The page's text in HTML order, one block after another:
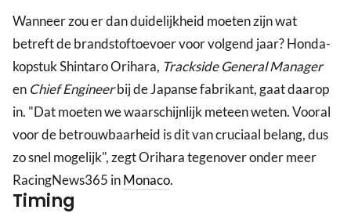
Wanneer zou er dan duidelijkheid moeten zijn wat
betreft de brandstoftoevoer voor volgend jaar? Honda-
kopstuk Shintaro Orihara, Trackside General Manager
en Chief Engineerbij de Japanse fabrikant, gaat daarop
in. "Dat moeten we waarschijnlijk meteen weten. Vooral
voor de betrouwbaarheid is dit van cruciaal belang, dus
zo snel mogelijk", zegt Orihara tegenover onder meer
RacingNews365 inMonaco.
Timing